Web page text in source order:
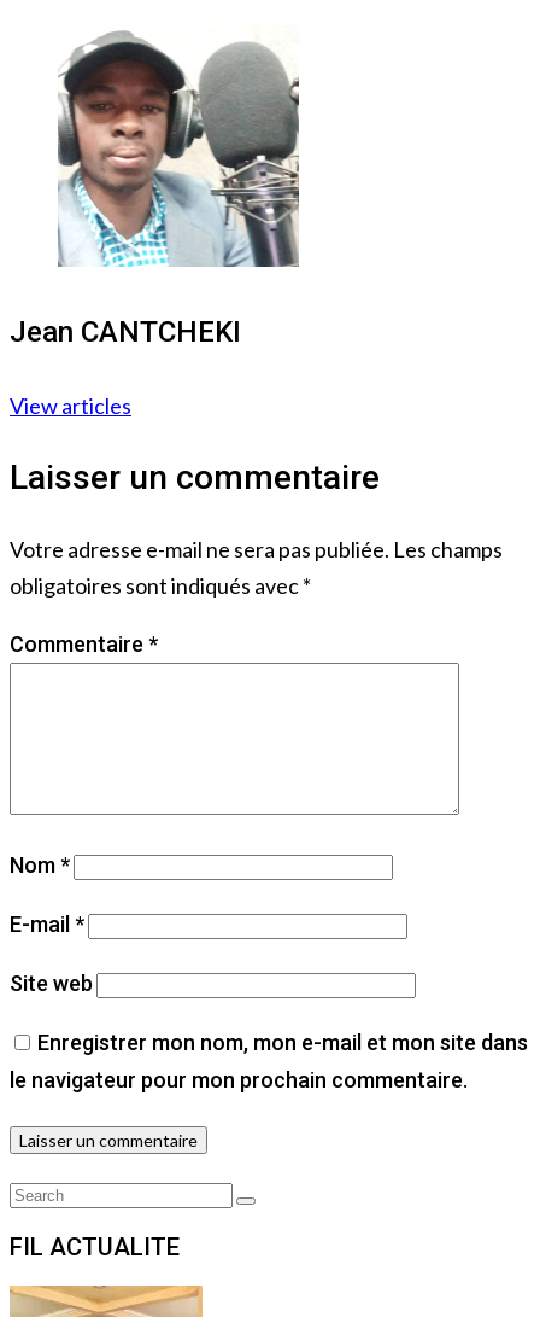
Jean CANTCHEKI
View articles
Laisser un commentaire
Votre adresse e-mail ne sera pas publiée. Les champs
obligatoires sont indiqués avec*
Commentaire *
Nom*
E-mail *
Site web
Enregistrer mon nom, mon e-mail et mon site dans
le navigateur pour mon prochain commentaire.
Search
Search
FIL ACTUALITE